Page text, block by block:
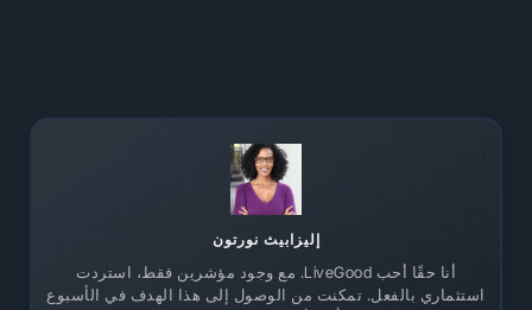
إليزابيث نورتون
أنا حقًا أحب LiveGood. مع وجود مؤشرين فقط، استردت
استثماري بالفعل. تمكنت من الوصول إلى هذا الهدف في الأسبوع